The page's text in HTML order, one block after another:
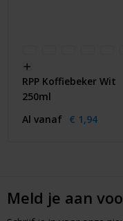
RPP Koffiebeker Wit
250ml
Al vanaf € 1,94
Meld je aan